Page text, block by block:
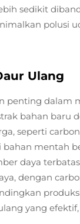
sedikit
polusi
Ulang
penting dalam
bahan baru
seperti
mentah
daya
dengan
yang